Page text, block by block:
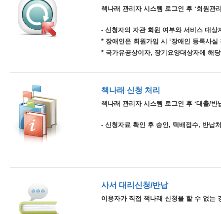
책나래 관리자 시스템 로그인 후 ‘회원관
- 신청자의 자관 회원 여부와 서비스 대상
* 장애인은 회원가입 시 ‘장애인 등록사
* 국가유공상이자, 장기요양대상자에 해
책나래 신청 처리
책나래 관리자 시스템 로그인 후 ‘대출/반
- 신청자료 확인 후 승인, 택배접수, 반납
사서 대리신청/반납
이용자가 직접 책나래 신청을 할 수 없는